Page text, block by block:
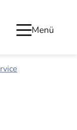
Menü